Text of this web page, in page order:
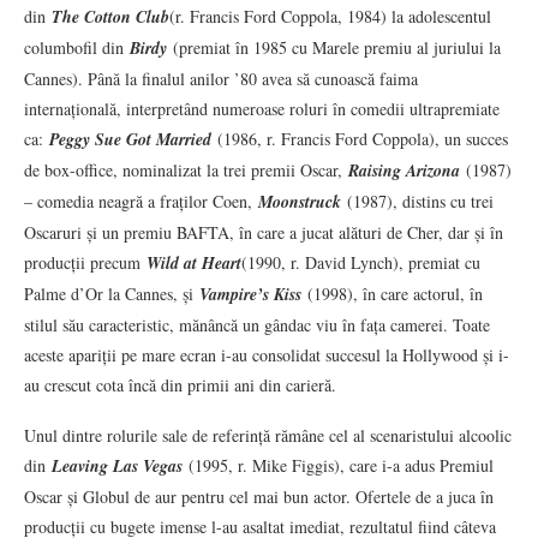
din The Cotton Club(r. Francis Ford Coppola, 1984) la adolescentul
columbofil dinBirdy (premiat în 1985 cu Marele premiu al juriului la
Cannes). Până la finalul anilor ’80 avea să cunoască faima
internațională, interpretând numeroase roluri în comedii ultrapremiate
ca:Peggy Sue Got Married (1986, r. Francis Ford Coppola), un succes
de box-office, nominalizat la trei premii Oscar,Raising Arizona (1987)
– comedia neagră a fraților Coen,Moonstruck (1987), distins cu trei
Oscaruri și un premiu BAFTA, în care a jucat alături de Cher, dar și în
producții precum Wild at Heart(1990, r. David Lynch), premiat cu
Palme d’Or la Cannes, și Vampire’s Kiss (1998), în care actorul, în
stilul său caracteristic, mănâncă un gândac viu în fața camerei. Toate
aceste apariții pe mare ecran i-au consolidat succesul la Hollywood și i-
au crescut cota încă din primii ani din carieră.
Unul dintre rolurile sale de referință rămâne cel al scenaristului alcoolic
dinLeaving Las Vegas (1995, r. Mike Figgis), care i-a adus Premiul
Oscar și Globul de aur pentru cel mai bun actor. Ofertele de a juca în
producții cu bugete imense l-au asaltat imediat, rezultatul fiind câteva